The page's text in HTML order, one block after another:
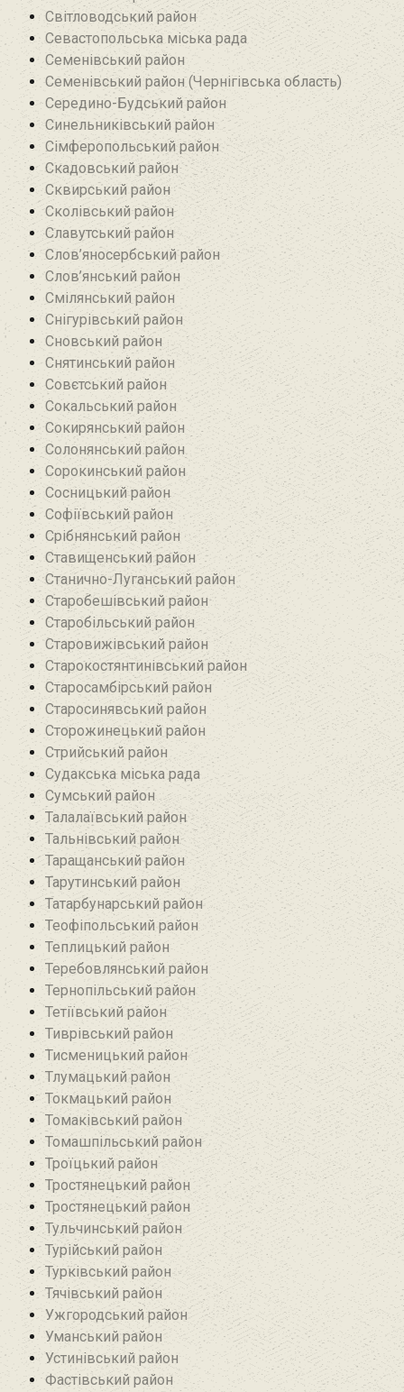
Світловодський район
Севастопольська міська рада
Семенівський район
Семенівський район (Чернігівська область)
Середино-Будський район
Синельниківський район
Сімферопольський район
Скадовський район
Сквирський район
Сколівський район
Славутський район
Слов’яносербський район
Слов’янський район
Смілянський район
Снігурівський район‎
Сновський район
Снятинський район
Совєтський район
Сокальський район
Сокирянський район
Солонянський район
Сорокинський район
Сосницький район
Софіївський район
Срібнянський район‎
Ставищенський район
Станично-Луганський район‎
Старобешівський район‎
Старобільський район
Старовижівський район
Старокостянтинівський район
Старосамбірський район
Старосинявський район
Сторожинецький район
Стрийський район
Судакська міська рада
Сумський район
Талалаївський район
Тальнівський район
Таращанський район
Тарутинський район
Татарбунарський район
Теофіпольський район‎
Теплицький район
Теребовлянський район
Тернопільський район
Тетіївський район
Тиврівський район
Тисменицький район
Тлумацький район
Токмацький район
Томаківський район
Томашпільський район
Троїцький район‎
Тростянецький район
Тростянецький район
Тульчинський район
Турійський район
Турківський район
Тячівський район
Ужгородський район
Уманський район
Устинівський район
Фастівський район